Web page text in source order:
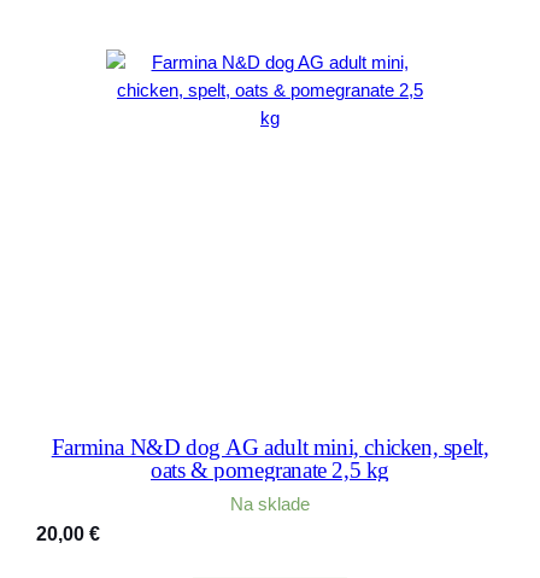
Farmina N&D dog AG adult mini, chicken, spelt,
oats & pomegranate 2,5 kg
Na sklade
20,00 €